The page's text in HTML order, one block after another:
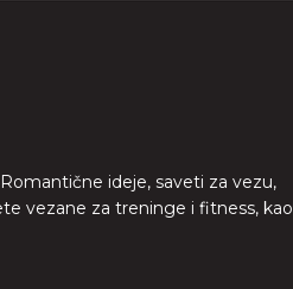
ideje, saveti za vezu,
vezane za treninge i fitness, kao